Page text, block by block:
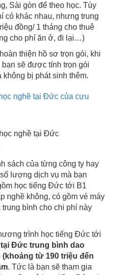
Sài gòn để theo học. Tùy
có khác nhau, nhưng trung
đồng/ 1 tháng cho thuê
cho phí ăn ở, đi lại…)
thiện hồ sơ trọn gói, khi
sẽ được tính trọn gói
bị phát sinh thêm.
nghề tại Đức của cựu
sách của từng công ty hay
lượng dịch vụ mà bạn
học tiếng Đức tới B1
nghề không, có gồm vé máy
bình cho chi phí này
trình học tiếng Đức tới
Đức trung bình dao
từ 190 triệu đến
. Tức là bạn sẽ tham gia